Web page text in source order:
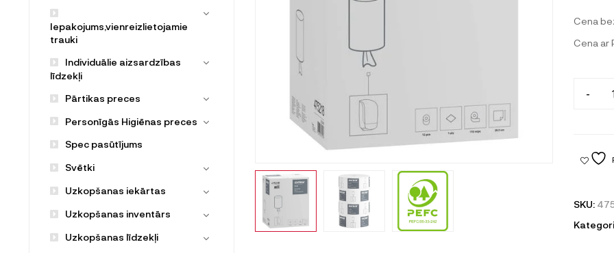
Cena
Cena ar
-
SKU:
Iepakojums,vienreizlietojamie
trauki
Individuālie aizsardzības
līdzekļi
Pārtikas preces
Personīgās Higiēnas preces
Spec pasūtījums
Svētki
Uzkopšanas iekārtas
Uzkopšanas inventārs
Uzkopšanas līdzekļi